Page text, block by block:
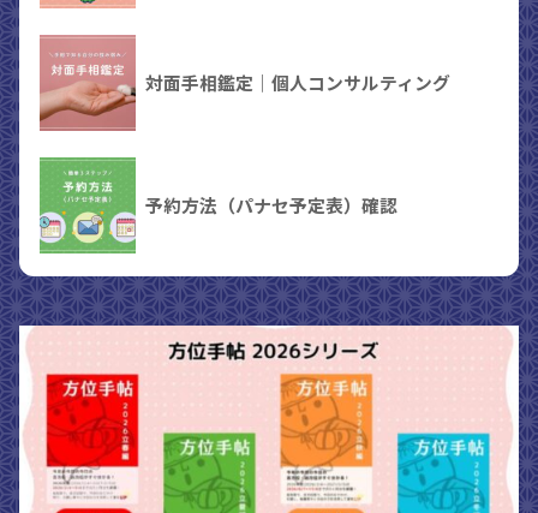
対面手相鑑定｜個人コンサルティング
予約方法（パナセ予定表）確認